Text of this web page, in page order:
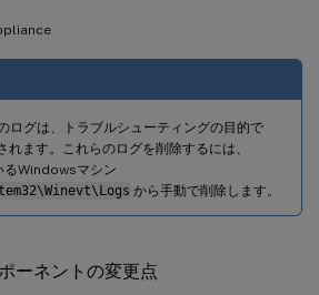
ログは、トラブルシューティングの目的で
ます。これらのログを削除するには、
るWindowsマシン
から手動で削除します。
ーネントの変更点